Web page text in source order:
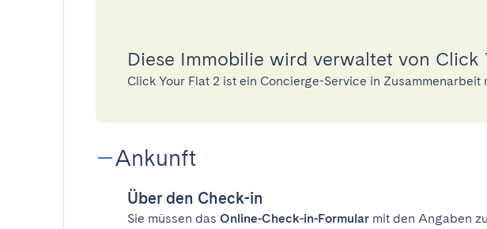
Diese Immobilie wird verwaltet von Click
Click Your Flat 2 ist ein Concierge-Service in Zusammenarbeit
Ankunft
Über den Check-in
Sie müssen das Online-Check-in-Formular mit den Angaben